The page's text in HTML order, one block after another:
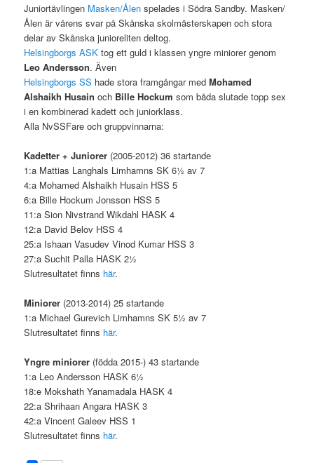
Juniortävlingen Masken/Ålen spelades i Södra Sandby. Masken/
Ålen är vårens svar på Skånska skolmästerskapen och stora
delar av Skånska junioreliten deltog.
Helsingborgs ASK tog ett guld i klassen yngre miniorer genom
Leo Andersson. Även
Helsingborgs SS hade stora framgångar medMohamed
Alshaikh Husainoch Bille Hockumsom båda slutade topp sex
i en kombinerad kadett och juniorklass.
Alla NvSSFare och gruppvinnarna:
Kadetter + Juniorer (2005-2012) 36 startande
1:a Mattias Langhals Limhamns SK 6½ av 7
4:a Mohamed Alshaikh Husain HSS 5
6:a Bille Hockum Jonsson HSS 5
11:a Sion Nivstrand Wikdahl HASK 4
12:a David Belov HSS 4
25:a Ishaan Vasudev Vinod Kumar HSS 3
27:a Suchit Palla HASK 2½
Slutresultatet finns här.
Miniorer (2013-2014) 25 startande
1:a Michael Gurevich Limhamns SK 5½ av 7
Slutresultatet finns här.
Yngre miniorer (födda 2015-) 43 startande
1:a Leo Andersson HASK 6½
18:e Mokshath Yanamadala HASK 4
22:a Shrihaan Angara HASK 3
42:a Vincent Galeev HSS 1
Slutresultatet finns här.